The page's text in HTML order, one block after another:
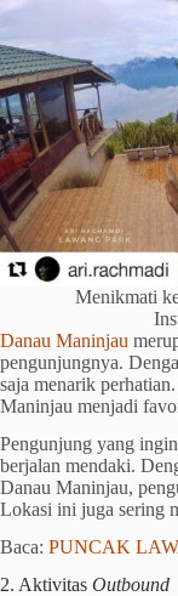
Menikmati
Danau Maninjau
pengunjungnya.
saja menarik
Maninjau menjadi
Pengunjung yang
berjalan mendaki.
Danau Maninjau,
Lokasi ini juga sering
Baca: PUNCAK
2. Aktivitas Outbound